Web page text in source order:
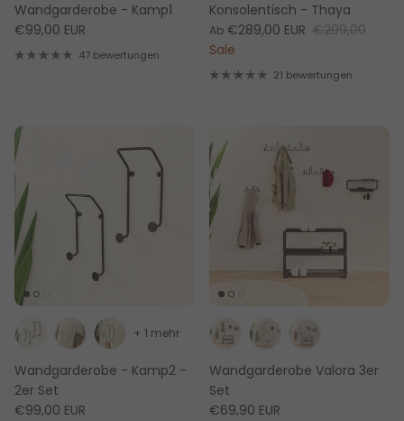
Wandgarderobe - Kamp1
€99,00 EUR
47 bewertungen
Konsolentisch - Thaya
Ab €289,00 EUR €299,00
Sale
21 bewertungen
Wandgarderobe - Kamp2 -
2er Set
€99,00 EUR
+ 1 mehr
Wandgarderobe Valora 3er
Set
€69,90 EUR